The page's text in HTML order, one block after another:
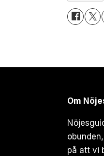
Om
på att vi